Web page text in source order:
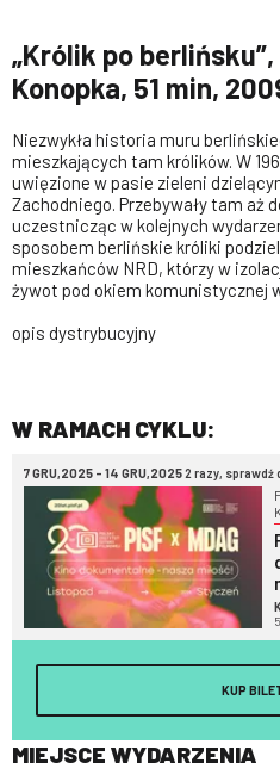
„Królik po
Konopka, 51 min,
Niezwykła historia muru
mieszkających tam królików. W
uwięzione w pasie zieleni
Zachodniego. Przebywały tam aż
uczestnicząc w kolejnych
sposobem berlińskie króliki
mieszkańców NRD, którzy w
żywot pod okiem komunistycznej
opis dystrybucyjny
W RAMACH CYKLU:
7 GRU,2025 - 14 GRU,20252 razy, sprawdź
KUP
MIEJSCE WYDARZENIA